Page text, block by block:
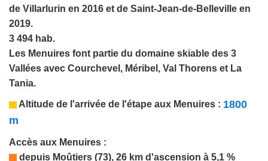
de Villarlurin en 2016 et de Saint-Jean-de-Belleville en
2019.
3 494 hab.
Les Menuires font partie du domaine skiable des 3
Vallées avec Courchevel , Méribel , Val Thorens et La
Tania.
Altitude de l'arrivée de l'étape aux Menuires : 1800
m
Accès aux Menuires :
depuis Moûtiers (73), 26 km d'ascension à 5,1 %